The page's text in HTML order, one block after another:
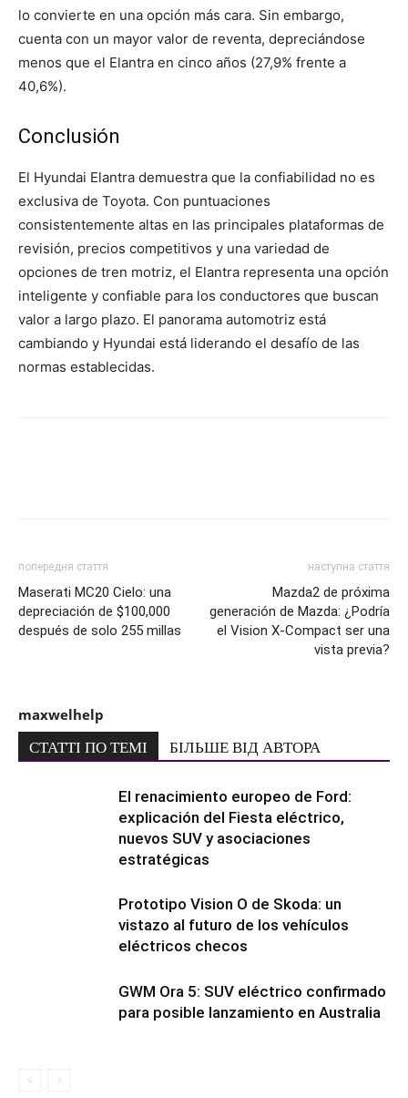
lo convierte en una opción más cara. Sin embargo,
cuenta con un mayor valor de reventa, depreciándose
menos que el Elantra en cinco años (27,9% frente a
40,6%).
Conclusión
El Hyundai Elantra demuestra que la confiabilidad no es
exclusiva de Toyota. Con puntuaciones
consistentemente altas en las principales plataformas de
revisión, precios competitivos y una variedad de
opciones de tren motriz, el Elantra representa una opción
inteligente y confiable para los conductores que buscan
valor a largo plazo. El panorama automotriz está
cambiando y Hyundai está liderando el desafío de las
normas establecidas.
попередня стаття
Maserati MC20 Cielo: una
depreciación de $100,000
después de solo 255 millas
наступна стаття
Mazda2 de próxima
generación de Mazda: ¿Podría
el Vision X-Compact ser una
vista previa?
maxwelhelp
СТАТТІ ПО ТЕМІ БІЛЬШЕ ВІД АВТОРА
El renacimiento europeo de Ford:
explicación del Fiesta eléctrico,
nuevos SUV y asociaciones
estratégicas
Prototipo Vision O de Skoda: un
vistazo al futuro de los vehículos
eléctricos checos
GWM Ora 5: SUV eléctrico confirmado
para posible lanzamiento en Australia